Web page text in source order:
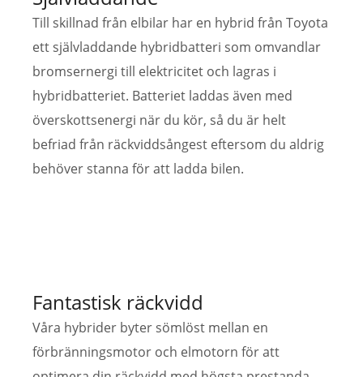
Till skillnad från elbilar har en hybrid från Toyota
ett självladdande hybridbatteri som omvandlar
bromsernergi till elektricitet och lagras i
hybridbatteriet. Batteriet laddas även med
överskottsenergi när du kör, så du är helt
befriad från räckviddsångest eftersom du aldrig
behöver stanna för att ladda bilen.
Fantastisk räckvidd
Våra hybrider byter sömlöst mellan en
förbränningsmotor och elmotorn för att